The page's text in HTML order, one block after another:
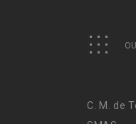
C. M. de